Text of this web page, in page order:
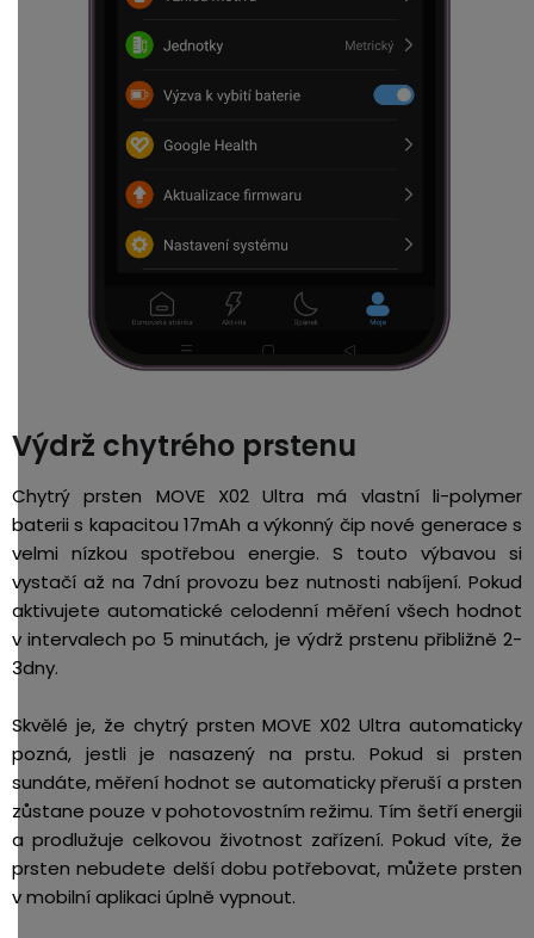
Výdrž chytrého prstenu
Chytrý prsten MOVE X02 Ultra má vlastní li-polymer
baterii s kapacitou 17mAh a výkonný čip nové generace s
velmi nízkou spotřebou energie. S touto výbavou si
vystačí až na 7dní provozu bez nutnosti nabíjení. Pokud
aktivujete automatické celodenní měření všech hodnot
v intervalech po 5 minutách, je výdrž prstenu přibližně 2-
3dny.
Skvělé je, že chytrý prsten MOVE X02 Ultra automaticky
pozná, jestli je nasazený na prstu. Pokud si prsten
sundáte, měření hodnot se automaticky přeruší a prsten
zůstane pouze v pohotovostním režimu. Tím šetří energii
a prodlužuje celkovou životnost zařízení. Pokud víte, že
prsten nebudete delší dobu potřebovat, můžete prsten
v mobilní aplikaci úplně vypnout.